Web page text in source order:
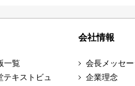
一覧
キストビュ
会社情報
会長メッセー
企業理念